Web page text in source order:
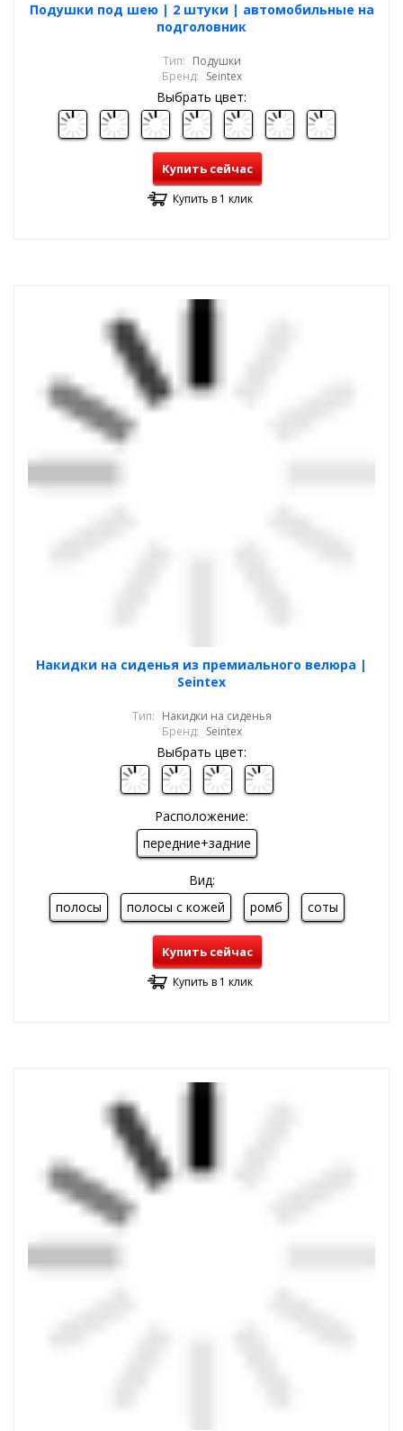
Подушки под шею | 2 штуки | автомобильные на
подголовник
Тип: Подушки
Бренд: Seintex
Выбрать цвет:
Купить сейчас
Купить в 1 клик
Накидки на сиденья из премиального велюра |
Seintex
Тип: Накидки на сиденья
Бренд: Seintex
Выбрать цвет:
Расположение:
передние+задние
Вид:
полосы
полосы с кожей ромб соты
Купить сейчас
Купить в 1 клик